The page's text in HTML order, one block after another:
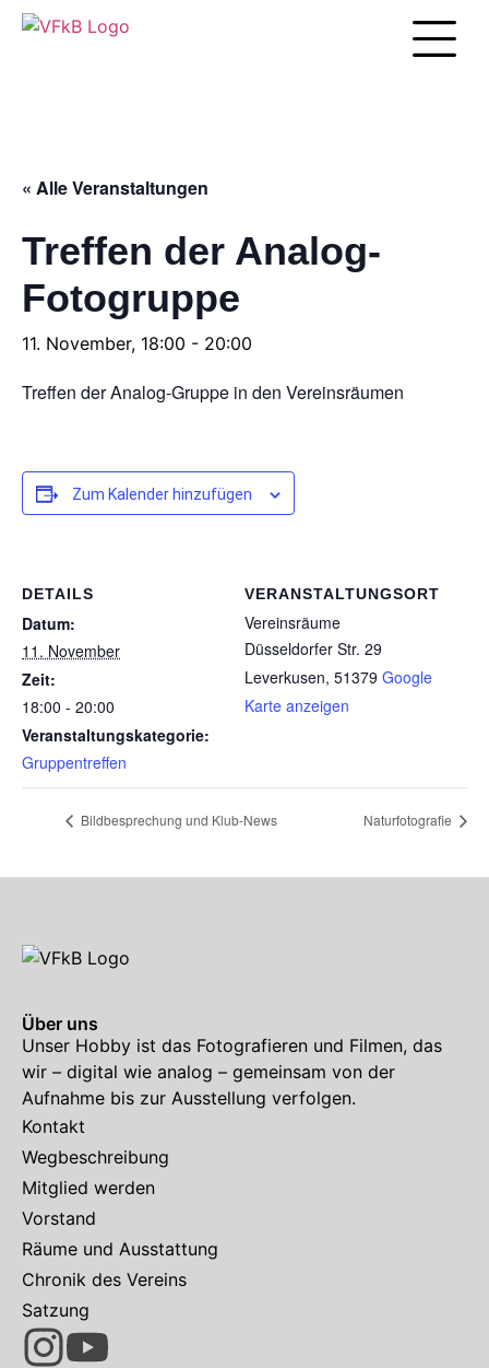
« Alle Veranstaltungen
Treffen der Analog-
Fotogruppe
11. November, 18:00 - 20:00
Treffen der Analog-Gruppe in den Vereinsräumen
Zum Kalender hinzufügen
DETAILS
Datum:
11. November
Zeit:
18:00 - 20:00
Veranstaltungskategorie:
Gruppentreffen
VERANSTALTUNGSORT
Vereinsräume
Düsseldorfer Str. 29
Leverkusen, 51379 Google
Karte anzeigen
Bildbesprechung und Klub-News Naturfotografie
Über uns
Unser Hobby ist das Fotografieren und Filmen, das
wir – digital wie analog – gemeinsam von der
Aufnahme bis zur Ausstellung verfolgen.
Kontakt
Wegbeschreibung
Mitglied werden
Vorstand
Räume und Ausstattung
Chronik des Vereins
Satzung